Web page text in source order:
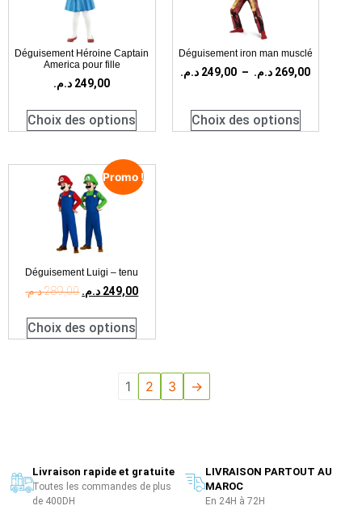
Déguisement Héroine Captain
America pour fille
249,00 د.م.
Choix des options
Déguisement iron man musclé
249,00 د.م. – 269,00 د.م.
Choix des options
Promo !
Déguisement Luigi – tenu
289,00د.م. 249,00 د.م.
Choix des options
1 2 3 →
Livraison rapide et gratuite
Toutes les commandes de plus
de 400DH
LIVRAISON PARTOUT AU
MAROC
En 24H à 72H